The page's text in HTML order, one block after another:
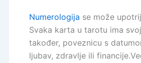
Numerologija se može
Svaka karta u tarotu ima
također, poveznicu s
ljubav, zdravlje ili